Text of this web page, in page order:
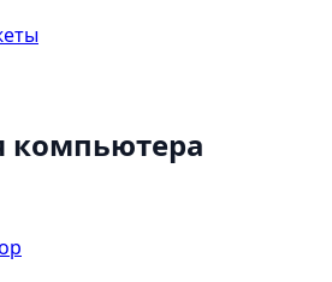
компьютера